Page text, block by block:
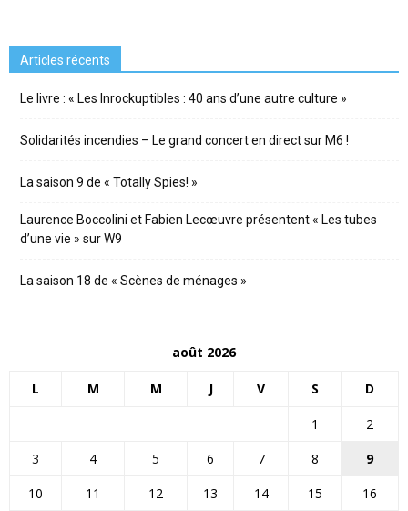
Articles récents
Le livre : « Les Inrockuptibles : 40 ans d’une autre culture »
Solidarités incendies – Le grand concert en direct sur M6 !
La saison 9 de « Totally Spies! »
Laurence Boccolini et Fabien Lecœuvre présentent « Les tubes
d’une vie » sur W9
La saison 18 de « Scènes de ménages »
août 2026
L M M J V S D
1
2
3
4 5 6 7 8
9
10
11 12 13 14 15
16